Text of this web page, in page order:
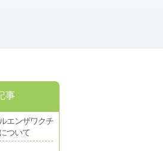
事
エンザワクチ
ついて